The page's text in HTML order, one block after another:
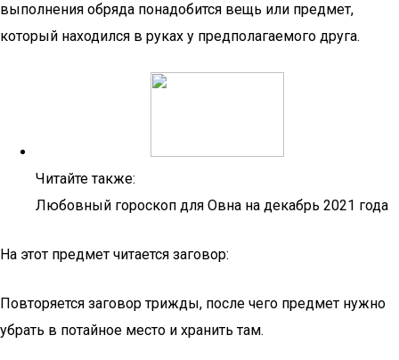
выполнения обряда понадобится вещь или предмет,
который находился в руках у предполагаемого друга.
Читайте также:
Любовный гороскоп для Овна на декабрь 2021 года
На этот предмет читается заговор:
Повторяется заговор трижды, после чего предмет нужно
убрать в потайное место и хранить там.